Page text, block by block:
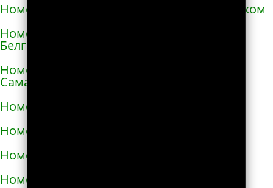
Номера телефонов такси в Александровском
Номера телефонов такси в Алексеевке
Белгородской области
Номера телефонов такси в Алексеевке
Самарской области
Номера телефонов такси в Алексине
Номера телефонов такси в Алупке
Номера телефонов такси в Алуште
Номера телефонов такси в Альметьевске